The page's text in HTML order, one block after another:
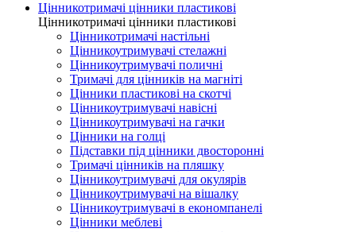
Цінникотримачі цінники пластикові
Цінникотримачі цінники пластикові
Цінникотримачі настільні
Цінникоутримувачі стелажні
Цінникоутримувачі поличні
Тримачі для цінників на магніті
Цінники пластикові на скотчі
Цінникоутримувачі навісні
Цінникоутримувачі на гачки
Цінники на голці
Підставки під цінники двосторонні
Тримачі цінників на пляшку
Цінникоутримувачі для окулярів
Цінникоутримувачі на вішалку
Цінникоутримувачі в економпанелі
Цінники меблеві